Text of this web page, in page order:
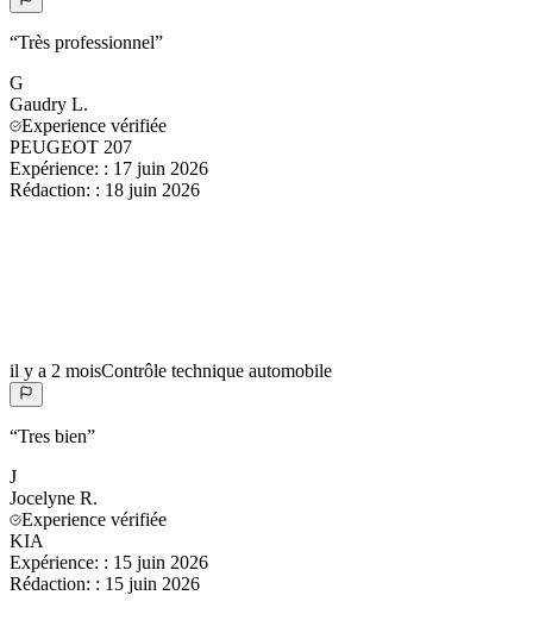
“Très professionnel”
G
Gaudry L.
Experience vérifiée
PEUGEOT 207
Expérience: : 17 juin 2026
Rédaction: : 18 juin 2026
il y a 2 moisContrôle technique automobile
“Tres bien”
J
Jocelyne R.
Experience vérifiée
KIA
Expérience: : 15 juin 2026
Rédaction: : 15 juin 2026